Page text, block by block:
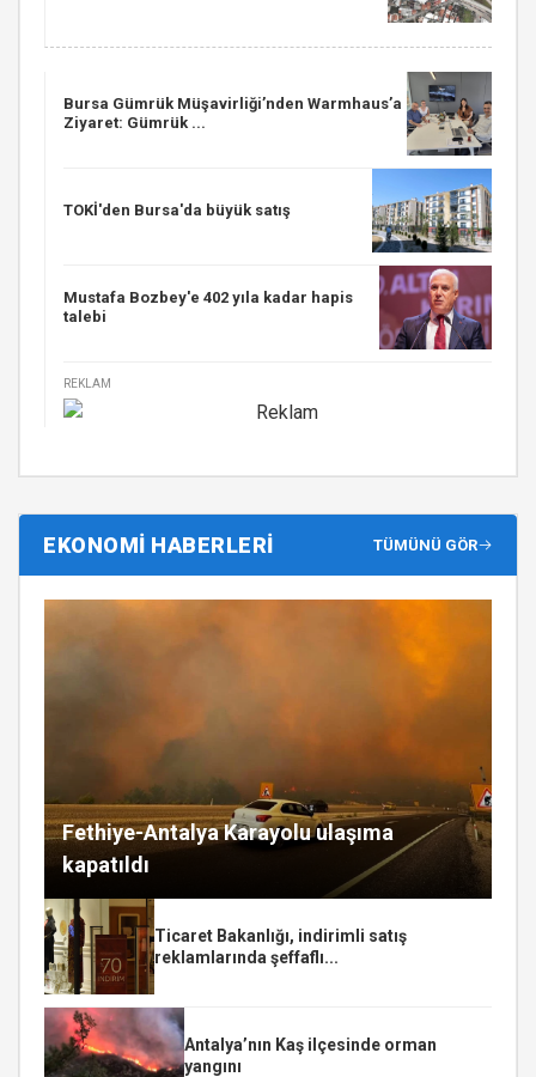
Bursa Gümrük Müşavirliği’nden Warmhaus’a
Ziyaret: Gümrük ...
TOKİ'den Bursa'da büyük satış
Mustafa Bozbey'e 402 yıla kadar hapis
talebi
REKLAM
EKONOMİ HABERLERİ TÜMÜNÜ GÖR
Fethiye-Antalya Karayolu ulaşıma
kapatıldı
Ticaret Bakanlığı, indirimli satış
reklamlarında şeffaflı...
Antalya’nın Kaş ilçesinde orman
yangını